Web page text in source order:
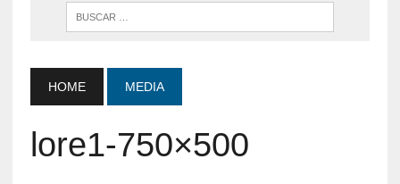
HOME MEDIA
lore1-750×500